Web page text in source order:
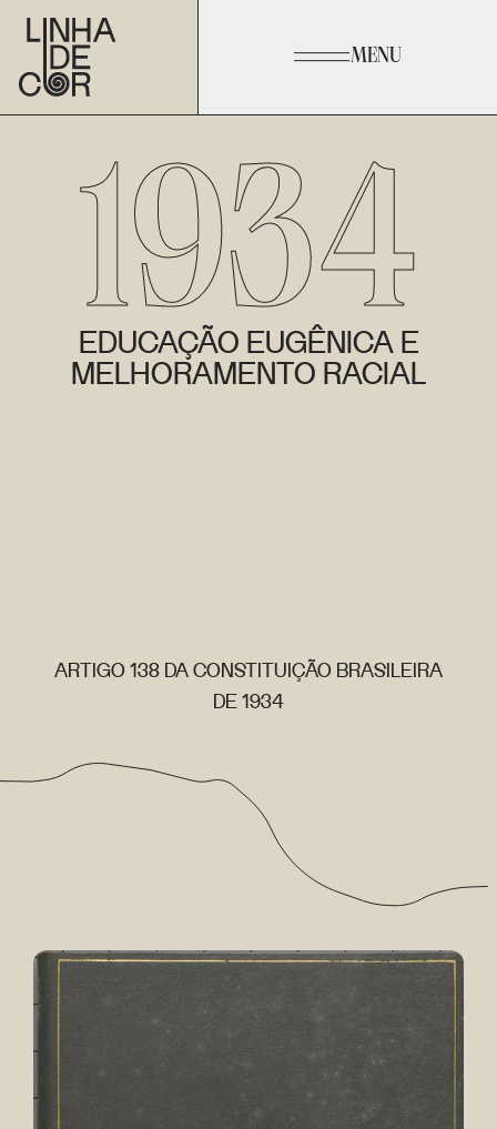
MENU
1934
EDUCAÇÃO EUGÊNICA E
MELHORAMENTO RACIAL
ARTIGO 138 DA CONSTITUIÇÃO BRASILEIRA
DE 1934